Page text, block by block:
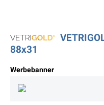
88x31
Werbebanner